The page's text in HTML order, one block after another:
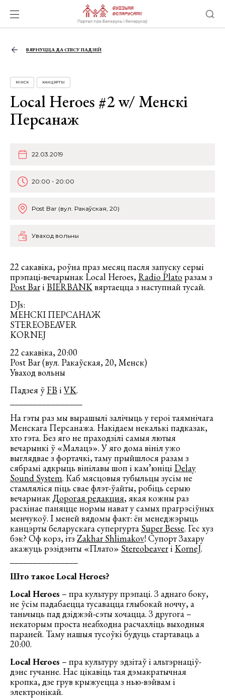
ВЯРНУЦЦА ДА СПІСУ ПАДЗЕЙ
МІНСК КАНЦЭРТЫ
Local Heroes #2 w/ Менскі
Персанаж
22.03.2019
20:00 - 20:00
Post Bar (вул. Ракаўская, 20)
Уваход вольны
22 сакавіка, роўна праз месяц пасля запуску серыі
прэпаці-вечарынак Local Heroes, Radio Platoразам з
Post BarіBIERBANKвяртаецца з наступнай тусай.
DJs:
МЕНСКІ ПЕРСАНАЖ
STEREOBEAVER
KORNEJ
22 сакавіка, 20:00
Post Bar (вул. Ракаўская, 20, Менск)
Уваход вольны
Падзея ў FBіVK.
На гэты раз мы вырашылі залічыць у героі таямнічага
Менскага Персанажа. Накідаем некалькі падказак,
хто гэта. Без яго не праходзілі самыя лютыя
вечарынкі ў «Малацэ». У яго дома вініл ужо
выглядвае з фортачкі, таму прыйшлося разам з
сябрамі адкрыць вінілавы шоп і кам’юніці Delay
Sound System. Каб мясцовыя тубыльцы зусім не
стамляліся піць свае флэт-ўайты, робіць серыю
вечарынак Дорогая редакция, якая кожны раз
расхінае паняцце нормы нават у самых прагрэсіўных
менчукоў. І меней вядомы факт: ён менеджэрыць
канцэрты беларускага супергурта Super Besse. Гес хуз
бэк? Оф корз, ітзZakhar Shlimakov! Супорт Захару
акажуць рэзідэнты «Плато» Stereobeaverі KorneJ.
Што такое Local Heroes?
Local Heroes – пра культуру прэпаці. З аднаго боку,
не ўсім падабаецца тусавацца глыбокай ноччу, а
таньчыць пад дзіджэй-сэты хочацца. З другога –
некаторым проста неабходна расчахліць выходныя
параней. Таму нашыя тусоўкі будуць стартаваць а
20:00.
Local Heroes – пра культуру эдзітаў і альтэрнаціў-
дэнс гучанне. Нас цікавіць тая дэмакратычная
кропка, дзе грув крыжуецца з нью-вэйвам і
электронікай.